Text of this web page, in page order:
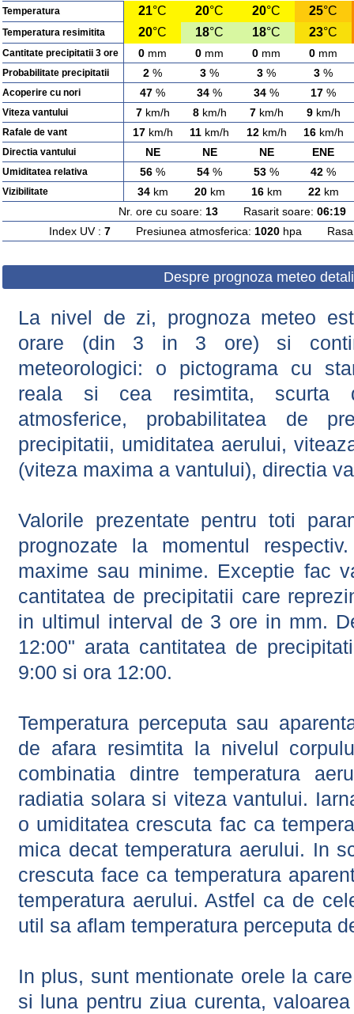
Temperatura 21°C 20°C 20°C 25°C
Temperatura resimitita 20°C 18°C 18°C 23°C
Cantitate precipitatii 3 ore 0 mm 0 mm 0 mm 0 mm
Probabilitate precipitatii 2 % 3 % 3 % 3 %
Acoperire cu nori 47 % 34 % 34 % 17 %
Viteza vantului 7km/h 8km/h 7km/h 9km/h
Rafale de vant 17km/h 11 km/h 12km/h 16km/h
Directia vantului NE NE NE ENE
Umiditatea relativa 56 % 54 % 53 % 42 %
Vizibilitate 34km 20km 16km 22km
Nr. ore cu soare: 13Rasarit soare: 06:19
Index UV : 7Presiunea atmosferica: 1020hpa
Despre prognoza meteo
La nivel de zi, prognoza meteo
orare (din 3 in 3 ore) si
meteorologici: o pictograma cu
reala si cea resimtita, scurta
atmosferice, probabilitatea de
precipitatii, umiditatea aerului,
(viteza maxima a vantului), directia
Valorile prezentate pentru toti
prognozate la momentul
maxime sau minime. Exceptie fac
cantitatea de precipitatii care
in ultimul interval de 3 ore in mm.
12:00" arata cantitatea de
9:00 si ora 12:00.
Temperatura perceputa sau
de afara resimtita la nivelul
combinatia dintre temperatura
radiatia solara si viteza vantului.
o umiditatea crescuta fac ca
mica decat temperatura aerului. In
crescuta face ca temperatura
temperatura aerului. Astfel ca de
util sa aflam temperatura perceputa
In plus, sunt mentionate orele la
si luna pentru ziua curenta,